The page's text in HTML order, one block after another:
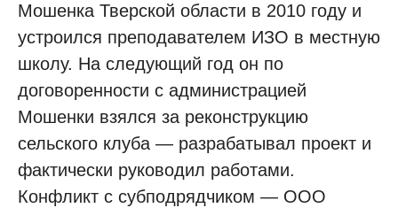
Мошенка Тверской области в 2010 году и
устроился преподавателем ИЗО в местную
школу. На следующий год он по
договоренности с администрацией
Мошенки взялся за реконструкцию
сельского клуба — разрабатывал проект и
фактически руководил работами.
Конфликт с субподрядчиком — ООО